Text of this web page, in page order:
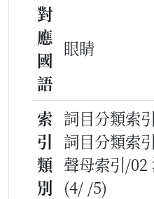
對
應
國
語
眼睛
索
引
類
別
詞目分類索
詞目分類索
聲母索引/
(4/ /5)